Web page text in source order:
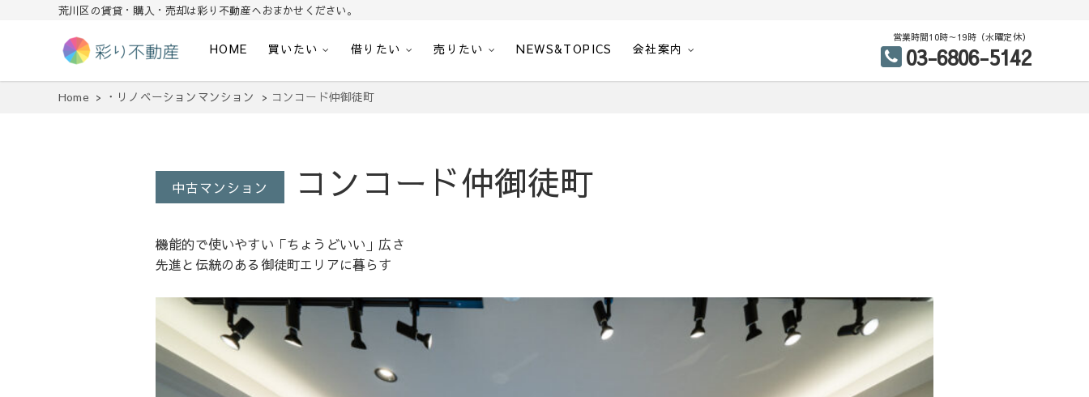
荒川区の賃貸・購入・売却は彩り不動産へおまかせください。
彩り不動産
HOME 買いたい 借りたい 売りたい NEWS&TOPICS 会社案内
営業時間10時～19時（水曜定休）
03-6806-5142
Home ・リノベーションマンション コンコード仲御徒町
中古マンション コンコード仲御徒町
機能的で使いやすい「ちょうどいい」広さ
先進と伝統のある御徒町エリアに暮らす